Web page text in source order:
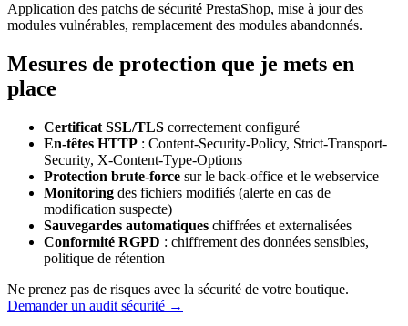
Application des patchs de sécurité PrestaShop, mise à jour des
modules vulnérables, remplacement des modules abandonnés.
Mesures de protection que je mets en
place
Certificat SSL/TLS correctement configuré
En-têtes HTTP : Content-Security-Policy, Strict-Transport-
Security, X-Content-Type-Options
Protection brute-force sur le back-office et le webservice
Monitoring des fichiers modifiés (alerte en cas de
modification suspecte)
Sauvegardes automatiques chiffrées et externalisées
Conformité RGPD : chiffrement des données sensibles,
politique de rétention
Ne prenez pas de risques avec la sécurité de votre boutique.
Demander un audit sécurité →